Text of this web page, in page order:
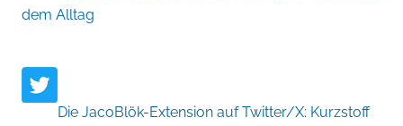
dem Alltag
Die JacoBlök-Extension auf Twitter/X: Kurzstoff